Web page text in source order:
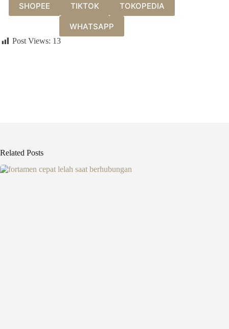
SHOPEE TIKTOK TOKOPEDIA
WHATSAPP
Post Views: 13
Related Posts